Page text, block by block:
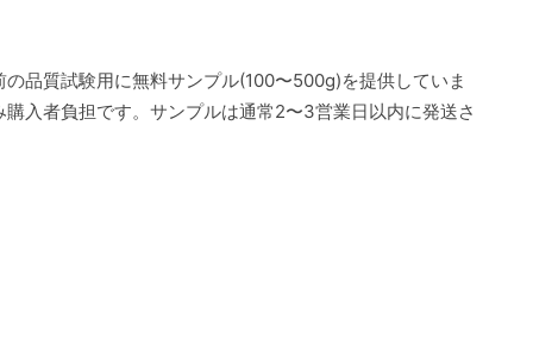
の品質試験用に無料サンプル(100〜500g)を提供していま
購入者負担です。サンプルは通常2〜3営業日以内に発送さ